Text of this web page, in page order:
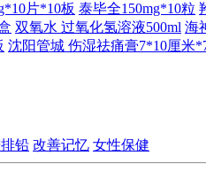
片*10板 泰毕全150mg*10粒
双氧水 过氧化氢溶液500ml 海
沈阳管城 伤湿祛痛膏7*10厘米
铅 改善记忆 女性保健